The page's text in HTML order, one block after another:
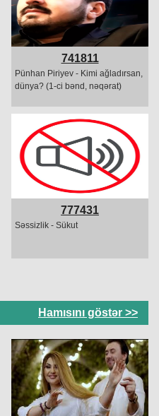
741811
Pünhan Piriyev - Kimi ağladırsan,
dünya? (1-ci bənd, nəqərat)
777431
Səssizlik - Sükut
Hamısını göstər >>